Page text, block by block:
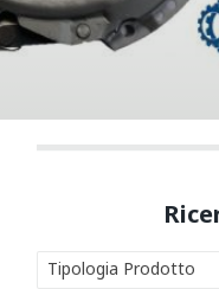
Tipologia Prodotto